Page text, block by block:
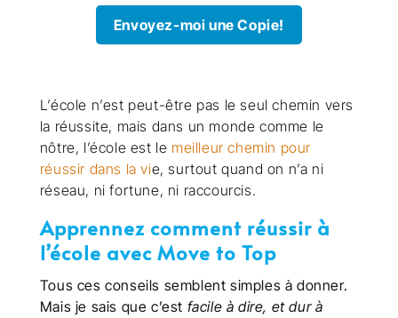
Envoyez-moi une Copie!
L’école n’est peut-être pas le seul chemin vers
la réussite, mais dans un monde comme le
nôtre, l’école est le meilleur chemin pour
réussir dans la vie, surtout quand on n’a ni
réseau, ni fortune, ni raccourcis.
Apprennez comment réussir à
l’école avec Move to Top
Tous ces conseils semblent simples à donner.
Mais je sais que c’est facile à dire, et dur à